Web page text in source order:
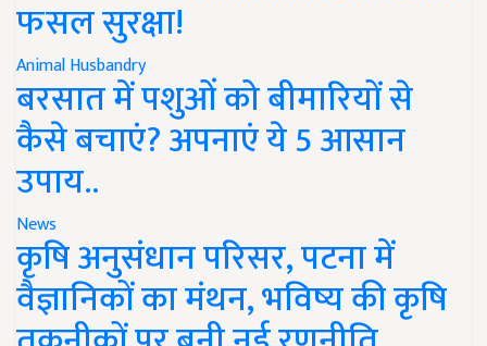
फसल सुरक्षा!
Animal Husbandry
बरसात में पशुओं को बीमारियों से
कैसे बचाएं? अपनाएं ये 5 आसान
उपाय..
News
कृषि अनुसंधान परिसर, पटना में
वैज्ञानिकों का मंथन, भविष्य की कृषि